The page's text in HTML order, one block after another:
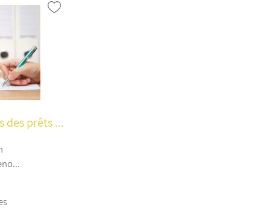
des prêts ...